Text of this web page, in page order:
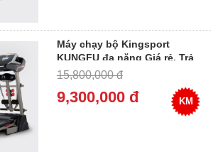
Máy chạy bộ Kingsport
KUNGFU đa năng Giá rẻ, Trả
Góp 0%
15,800,000 đ
9,300,000 đ KM